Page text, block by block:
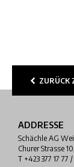
ZURÜCK
ADDRESSE
Schächle AG
Churer Strasse
T +423 377 17